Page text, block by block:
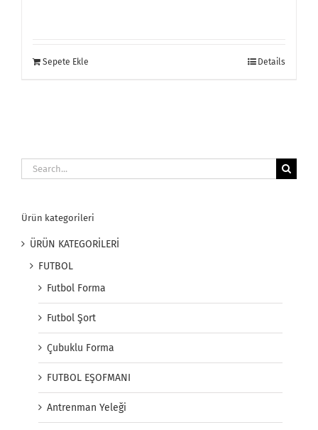
Sepete Ekle Details
Search
for:
Ürün kategorileri
ÜRÜN KATEGORİLERİ
FUTBOL
Futbol Forma
Futbol Şort
Çubuklu Forma
FUTBOL EŞOFMANI
Antrenman Yeleği